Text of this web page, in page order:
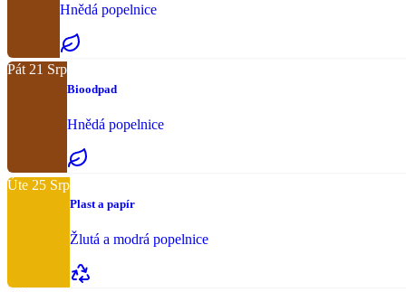
Hnědá popelnice
Pát 21 Srp
Bioodpad
Hnědá popelnice
Úte 25 Srp
Plast a papír
Žlutá a modrá popelnice